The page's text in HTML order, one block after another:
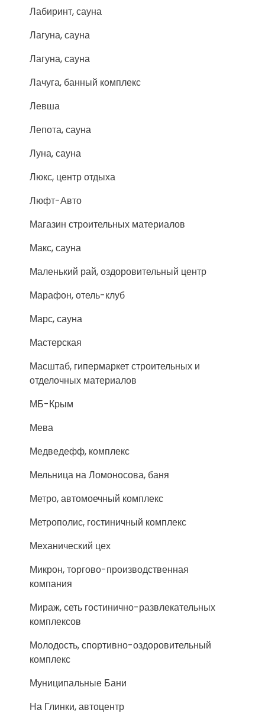
Лабиринт, сауна
Лагуна, сауна
Лагуна, сауна
Лачуга, банный комплекс
Левша
Лепота, сауна
Луна, сауна
Люкс, центр отдыха
Люфт-Авто
Магазин строительных материалов
Макс, сауна
Маленький рай, оздоровительный центр
Марафон, отель-клуб
Марс, сауна
Мастерская
Масштаб, гипермаркет строительных и
отделочных материалов
МБ-Крым
Мева
Медведефф, комплекс
Мельница на Ломоносова, баня
Метро, автомоечный комплекс
Метрополис, гостиничный комплекс
Механический цех
Микрон, торгово-производственная
компания
Мираж, сеть гостинично-развлекательных
комплексов
Молодость, спортивно-оздоровительный
комплекс
Муниципальные Бани
На Глинки, автоцентр